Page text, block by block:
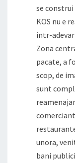
se construi
KOS nu e
intr-
Zona
pacate, a
scop, de
sunt
unora,
bani